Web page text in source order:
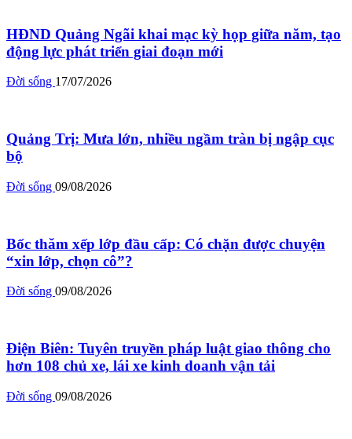
HĐND Quảng Ngãi khai mạc kỳ họp giữa năm, tạo
động lực phát triển giai đoạn mới
Đời sống 17/07/2026
Quảng Trị: Mưa lớn, nhiều ngầm tràn bị ngập cục
bộ
Đời sống 09/08/2026
Bốc thăm xếp lớp đầu cấp: Có chặn được chuyện
“xin lớp, chọn cô”?
Đời sống 09/08/2026
Điện Biên: Tuyên truyền pháp luật giao thông cho
hơn 108 chủ xe, lái xe kinh doanh vận tải
Đời sống 09/08/2026